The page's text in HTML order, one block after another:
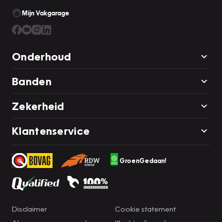
Tel: 013-5341540
Whatsapp: + 31 6 82 87 57 74
Vakgarage van Oosterwijk
5051HN Goirle
Mijn Vakgarage
Onderhoud
Banden
Zekerheid
Klantenservice
GroenGedaan!
Disclaimer
Cookie statement